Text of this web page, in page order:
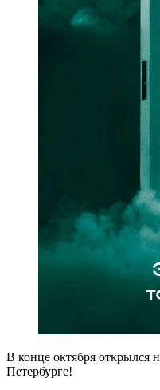
В конце октября открылся
Петербурге!